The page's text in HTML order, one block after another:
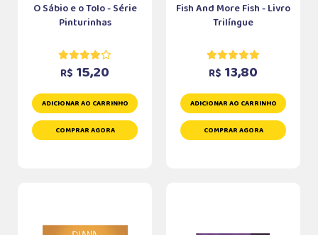
O Sábio e o Tolo - Série
Pinturinhas
R$ 15,20
ADICIONAR AO CARRINHO
COMPRAR AGORA
Fish And More Fish - Livro
Trilíngue
R$ 13,80
ADICIONAR AO CARRINHO
COMPRAR AGORA